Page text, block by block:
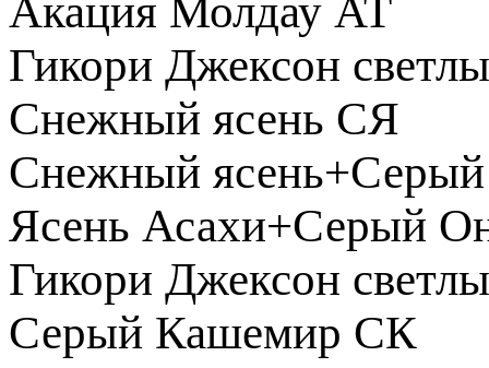
Акация Молдау АТ
Гикори Джексон
Снежный ясень СЯ
Снежный
Ясень Асахи+Серый
Гикори Джексон
Серый Кашемир СК